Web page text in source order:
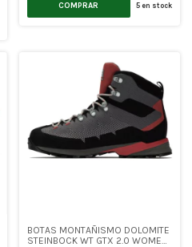
COMPRAR 5 en stock
BOTAS MONTAÑISMO DOLOMITE
STEINBOCK WT GTX 2.0 WOMEN